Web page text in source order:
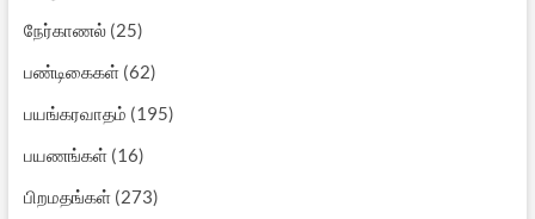
நேர்காணல்(25)
பண்டிகைகள்(62)
பயங்கரவாதம் (195)
பயணங்கள்(16)
பிறமதங்கள்(273)